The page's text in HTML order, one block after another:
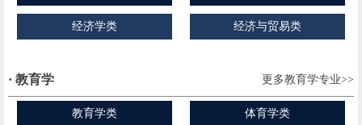
经济学类 经济与贸易类
· 教育学 更多教育学专业>>
教育学类 体育学类